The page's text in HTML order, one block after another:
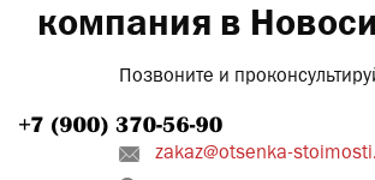
компания в
Позвоните и
zakaz@otsenka-